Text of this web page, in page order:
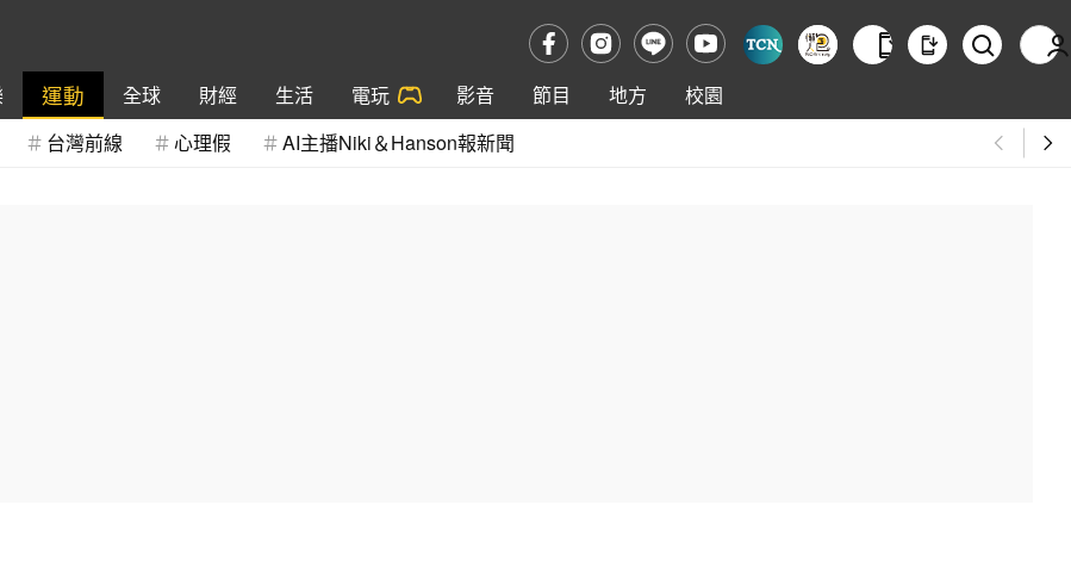
運動 全球 財經 生活 電玩 影音 節目 地方
校園
台灣前線 心理假 AI主播Niki＆Hanson報新聞